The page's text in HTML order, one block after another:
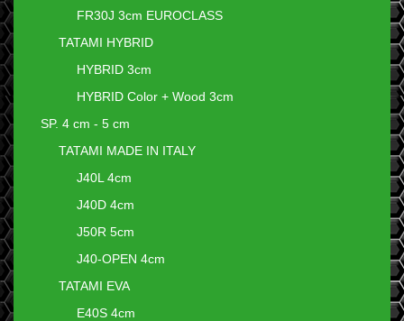
FR30J 3cm EUROCLASS
TATAMI HYBRID
HYBRID 3cm
HYBRID Color + Wood 3cm
SP. 4 cm - 5 cm
TATAMI MADE IN ITALY
J40L 4cm
J40D 4cm
J50R 5cm
J40-OPEN 4cm
TATAMI EVA
E40S 4cm